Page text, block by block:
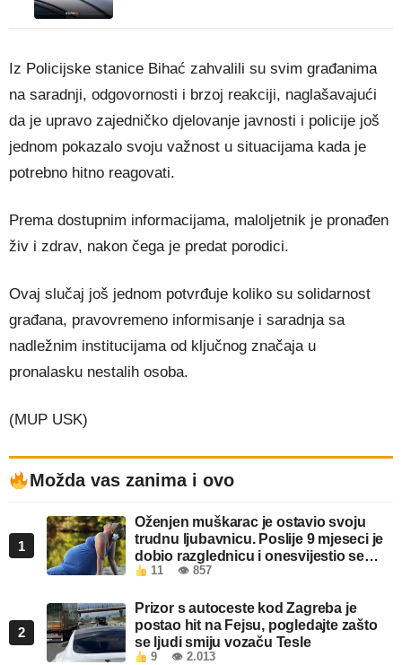
Iz Policijske stanice Bihać zahvalili su svim građanima
na saradnji, odgovornosti i brzoj reakciji, naglašavajući
da je upravo zajedničko djelovanje javnosti i policije još
jednom pokazalo svoju važnost u situacijama kada je
potrebno hitno reagovati.
Prema dostupnim informacijama, maloljetnik je pronađen
živ i zdrav, nakon čega je predat porodici.
Ovaj slučaj još jednom potvrđuje koliko su solidarnost
građana, pravovremeno informisanje i saradnja sa
nadležnim institucijama od ključnog značaja u
pronalasku nestalih osoba.
(MUP USK)
Možda vas zanima i ovo
1
Oženjen muškarac je ostavio svoju
trudnu ljubavnicu. Poslije 9 mjeseci je
dobio razglednicu i onesvijestio se
kada je pročitao šta piše!
11 👁 857
2
Prizor s autoceste kod Zagreba je
postao hit na Fejsu, pogledajte zašto
se ljudi smiju vozaču Tesle
9 👁 2.013